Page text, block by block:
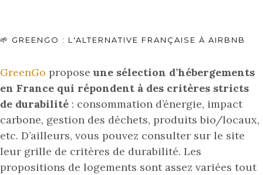
🌱 GREENGO : L'ALTERNATIVE FRANÇAISE À AIRBNB
GreenGo proposeune sélection d’hébergements
en France qui répondent à des critères stricts
de durabilité : consommation d’énergie, impact
carbone, gestion des déchets, produits bio/locaux,
etc. D’ailleurs, vous pouvez consulter sur le site
leur grille de critères de durabilité. Les
propositions de logements sont assez variées tout